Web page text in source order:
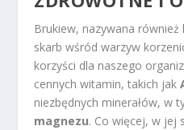
Brukiew, nazywana
skarb wśród warzyw
korzyści dla naszego
cennych witamin, takich jak
niezbędnych minerałów, w
magnezu. Co więcej, w jej